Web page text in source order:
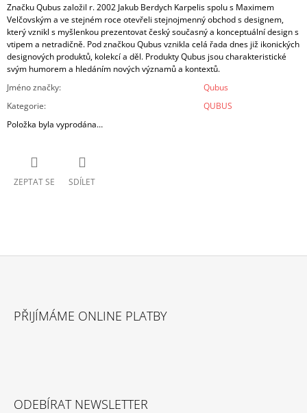
Značku Qubus založil r. 2002 Jakub Berdych Karpelis spolu s Maximem
Velčovským a ve stejném roce otevřeli stejnojmenný obchod s designem,
který vznikl s myšlenkou prezentovat český současný a konceptuální design s
vtipem a netradičně. Pod značkou Qubus vznikla celá řada dnes již ikonických
designových produktů, kolekcí a děl. Produkty Qubus jsou charakteristické
svým humorem a hledáním nových významů a kontextů.
Jméno značky:
Qubus
Kategorie:
QUBUS
Položka byla vyprodána…
ZEPTAT SE SDÍLET
PŘIJÍMÁME ONLINE PLATBY
ODEBÍRAT NEWSLETTER